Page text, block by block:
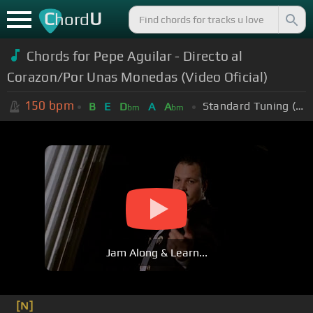
ChordU
Chords for Pepe Aguilar - Directo al
Corazon/Por Unas Monedas (Video Oficial)
150 bpm B E Dbm A Abm Standard Tuning (EADGBE)
Jam Along & Learn...
[N]